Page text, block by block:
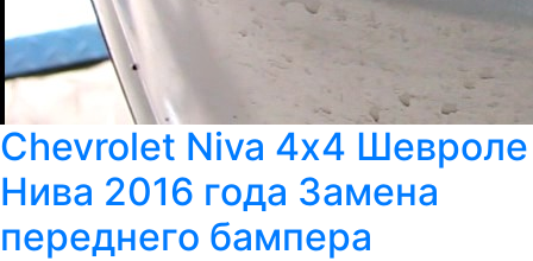
Chevrolet Niva 4х4 Шевроле
Нива 2016 года Замена
переднего бампера